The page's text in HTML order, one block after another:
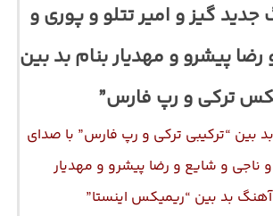
جدید گیز و امیر تتلو و پوری و
پیشرو و مهدیار بنام بد بین
ترکی و رپ فارس”
بین “ترکیبی ترکی و رپ فارس” با صدای
ناجی و شایع و رضا پیشرو و مهدیار
آهنگ بد بین “ریمیکس اینستا”